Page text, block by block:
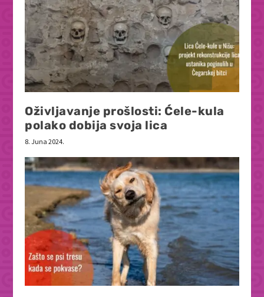
Oživljavanje prošlosti: Ćele-kula
polako dobija svoja lica
8. Juna 2024.